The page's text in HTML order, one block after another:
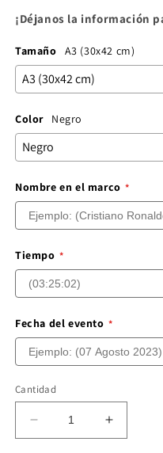
¡Déjanos la información
Tamaño A3 (30x42 cm)
Color Negro
Nombre en el marco
Tiempo
Fecha del evento
Cantidad
Reducir
cantidad
Aumentar
cantidad